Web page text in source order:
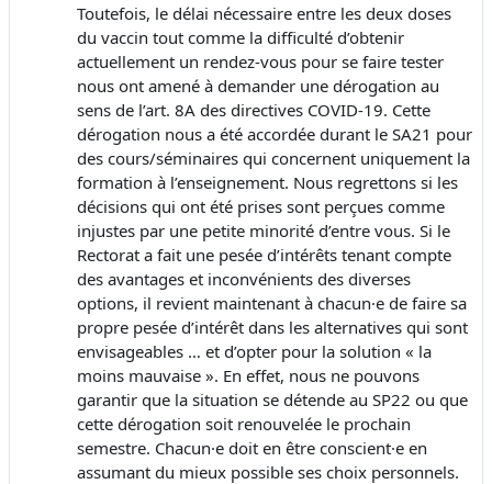
Toutefois, le délai nécessaire entre les deux doses
du vaccin tout comme la difficulté d’obtenir
actuellement un rendez-vous pour se faire tester
nous ont amené à demander une dérogation au
sens de l’art. 8A des directives COVID-19. Cette
dérogation nous a été accordée durant le SA21 pour
des cours/séminaires qui concernent uniquement la
formation à l’enseignement. Nous regrettons si les
décisions qui ont été prises sont perçues comme
injustes par une petite minorité d’entre vous. Si le
Rectorat a fait une pesée d’intérêts tenant compte
des avantages et inconvénients des diverses
options, il revient maintenant à chacun·e de faire sa
propre pesée d’intérêt dans les alternatives qui sont
envisageables … et d’opter pour la solution « la
moins mauvaise ». En effet, nous ne pouvons
garantir que la situation se détende au SP22 ou que
cette dérogation soit renouvelée le prochain
semestre. Chacun·e doit en être conscient·e en
assumant du mieux possible ses choix personnels.